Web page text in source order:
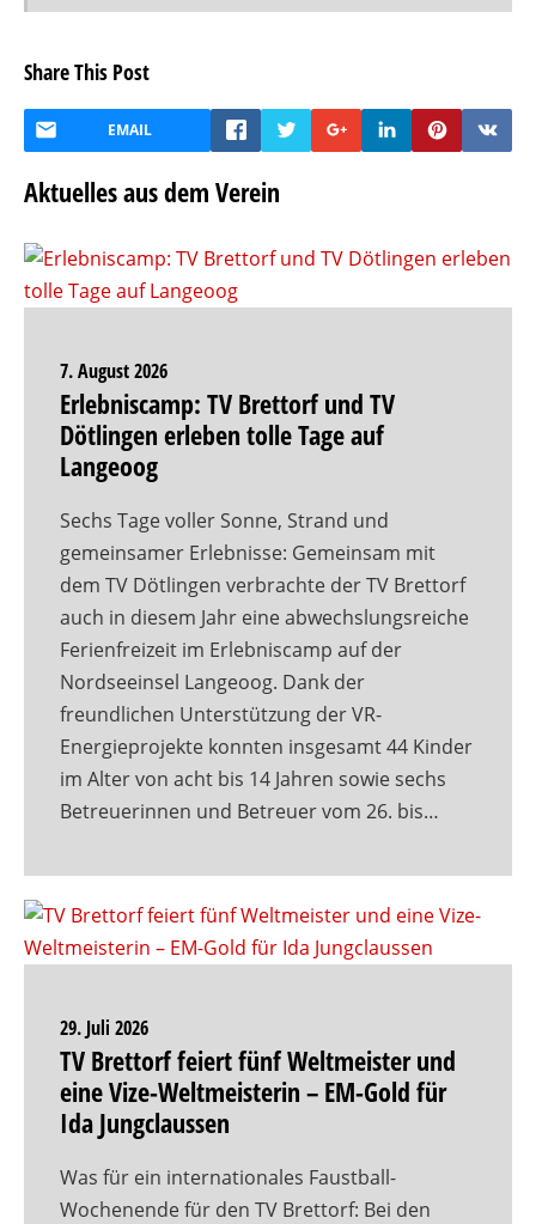
Share This Post
EMAIL
Aktuelles aus dem Verein
7. August 2026
Erlebniscamp: TV Brettorf und TV
Dötlingen erleben tolle Tage auf
Langeoog
Sechs Tage voller Sonne, Strand und
gemeinsamer Erlebnisse: Gemeinsam mit
dem TV Dötlingen verbrachte der TV Brettorf
auch in diesem Jahr eine abwechslungsreiche
Ferienfreizeit im Erlebniscamp auf der
Nordseeinsel Langeoog. Dank der
freundlichen Unterstützung der VR-
Energieprojekte konnten insgesamt 44 Kinder
im Alter von acht bis 14 Jahren sowie sechs
Betreuerinnen und Betreuer vom 26. bis…
29. Juli 2026
TV Brettorf feiert fünf Weltmeister und
eine Vize-Weltmeisterin – EM-Gold für
Ida Jungclaussen
Was für ein internationales Faustball-
Wochenende für den TV Brettorf: Bei den